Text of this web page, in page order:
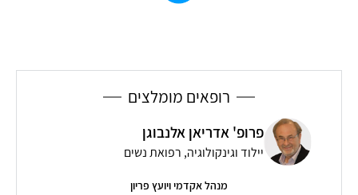
רופאים מומלצים
פרופ' אדריאן אלנבוגן
יילוד וגינקולוגיה, רפואת נשים
מנהל אקדמי ויועץ פריון